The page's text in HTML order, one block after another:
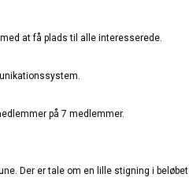
at få plads til alle interesserede.
på 7 medlemmer.
Der er tale om en lille stigning i beløbet